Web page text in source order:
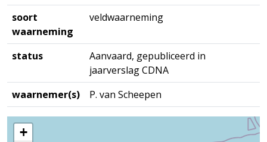
soort
waarneming
veldwaarneming
status
Aanvaard, gepubliceerd in
jaarverslag CDNA
waarnemer(s)
P. van Scheepen
+